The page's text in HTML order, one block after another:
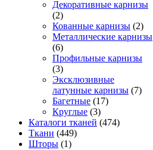
Декоративные карнизы
(2)
Кованные карнизы (2)
Металлические карнизы
(6)
Профильные карнизы
(3)
Эксклюзивные
латунные карнизы (7)
Багетные (17)
Круглые (3)
Каталоги тканей (474)
Ткани (449)
Шторы (1)